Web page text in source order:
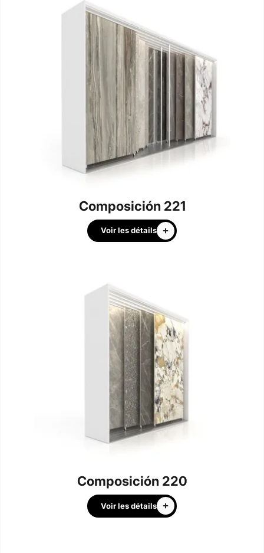
Composición 221
Voir les détails
Composición 220
Voir les détails